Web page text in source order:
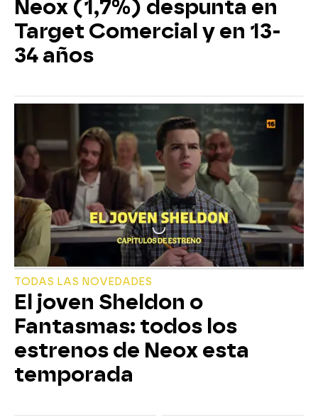
Neox (1,7%) despunta en
Target Comercial y en 13-
34 años
TODAS LAS NOVEDADES
El joven Sheldon o
Fantasmas: todos los
estrenos de Neox esta
temporada